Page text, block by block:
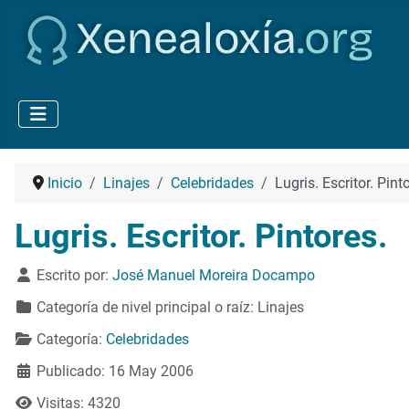
Inicio Linajes Celebridades Lugris. Escritor.
Lugris. Escritor. Pintores.
Detalles
Escrito por: José Manuel Moreira Docampo
Categoría de nivel principal o raíz: Linajes
Categoría: Celebridades
Publicado: 16 May 2006
Visitas: 4320